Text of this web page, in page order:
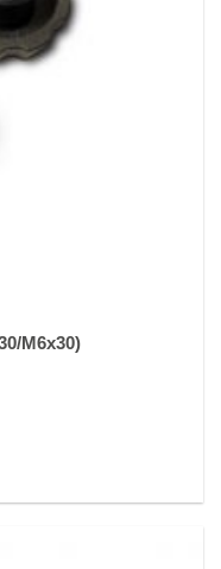
M6x30)